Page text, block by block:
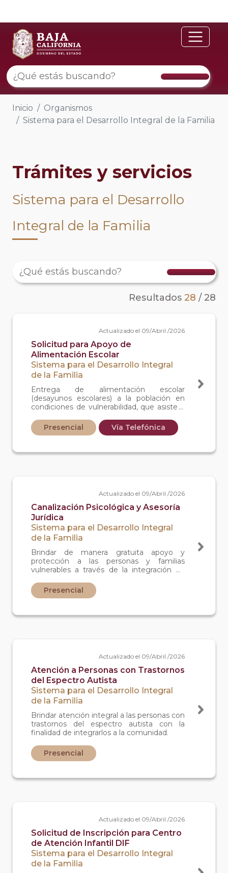
Inicio
Organismos
Sistema para el Desarrollo Integral de la Familia
Trámites y servicios
Sistema para el Desarrollo
Integral de la Familia
Resultados 28 / 28
Actualizado el 09/Abril /2026
Solicitud para Apoyo de
Alimentación Escolar
Sistema para el Desarrollo Integral
de la Familia
Entrega de alimentación escolar
(desayunos escolares) a la población en
condiciones de vulnerabilidad, que asiste a
sistema educativo nacional y/o estatal,
acompañados de acciones de orientación y
Presencial Vía Telefónica
Actualizado el 09/Abril /2026
Canalización Psicológica y Asesoría
Jurídica
Sistema para el Desarrollo Integral
de la Familia
Brindar de manera gratuita apoyo y
protección a las personas y familias
vulnerables a través de la integración de
instituciones de gobierno y áreas de DIF
Estatal.
Presencial
Actualizado el 09/Abril /2026
Atención a Personas con Trastornos
del Espectro Autista
Sistema para el Desarrollo Integral
de la Familia
Brindar atención integral a las personas con
trastornos del espectro autista con la
finalidad de integrarlos a la comunidad.
Presencial
Actualizado el 09/Abril /2026
Solicitud de Inscripción para Centro
de Atención Infantil DIF
Sistema para el Desarrollo Integral
de la Familia